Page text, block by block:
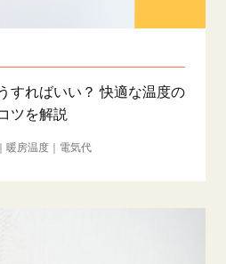
すればいい？ 快適な温度の
ツを解説
暖房温度 電気代